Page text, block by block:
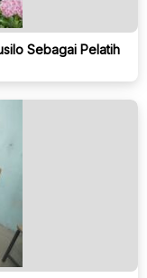
Sebagai Pelatih